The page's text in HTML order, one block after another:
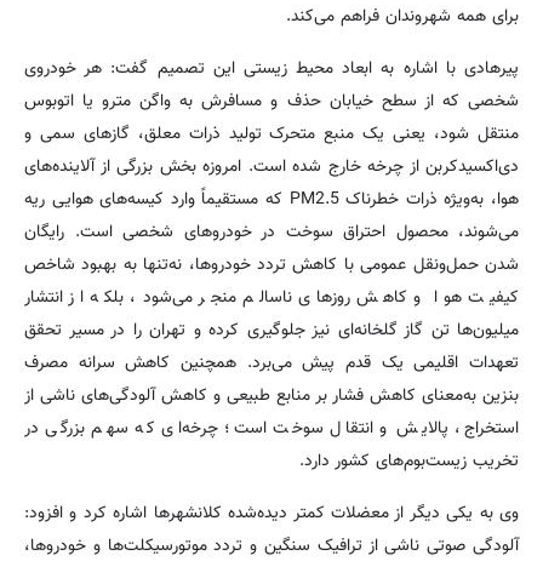
برای همه شهروندان فراهم می‌کند.
پیرهادی با اشاره به ابعاد محیط زیستی این تصمیم گفت: هر خودروی
شخصی که از سطح خیابان حذف و مسافرش به واگن مترو یا اتوبوس
منتقل شود، یعنی یک منبع متحرک تولید ذرات معلق، گازهای سمی و
دی‌اکسیدکربن از چرخه خارج شده است. امروزه بخش بزرگی از آلاینده‌های
هوا، به‌ویژه ذرات خطرناک PM2.5 که مستقیماً وارد کیسه‌های هوایی ریه
می‌شوند، محصول احتراق سوخت در خودروهای شخصی است. رایگان
شدن حمل‌ونقل عمومی با کاهش تردد خودروها، نه‌تنها به بهبود شاخص
کیفیت هوا و کاهش روزهای ناسالم منجر می‌شود، بلکه از انتشار
میلیون‌ها تن گاز گلخانه‌ای نیز جلوگیری کرده و تهران را در مسیر تحقق
تعهدات اقلیمی یک قدم پیش می‌برد. همچنین کاهش سرانه مصرف
بنزین به‌معنای کاهش فشار بر منابع طبیعی و کاهش آلودگی‌های ناشی از
استخراج، پالایش و انتقال سوخت است؛ چرخه‌ای که سهم بزرگی در
تخریب زیست‌بوم‌های کشور دارد.
وی به یکی دیگر از معضلات کمتر دیده‌شده کلانشهرها اشاره کرد و افزود:
آلودگی صوتی ناشی از ترافیک سنگین و تردد موتورسیکلت‌ها و خودروها،